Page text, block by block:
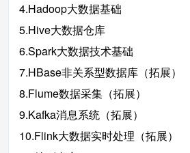
4.Hadoop大数据基础
5.Hive大数据仓库
6.Spark大数据技术基础
7.HBase非关系型数据库（拓展）
8.Flume数据采集（拓展）
9.Kafka消息系统（拓展）
10.Flink大数据实时处理（拓展）